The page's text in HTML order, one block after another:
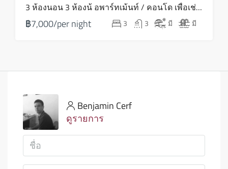
3 ห้องนอน 3 ห้องน้ อพาร์ทเม้นท์ / คอนโด เพื่อเช่า ใน ปลายแหลม – HV0072
฿7,000/per night 3 3 มี มี
Benjamin Cerf
ดูรายการ